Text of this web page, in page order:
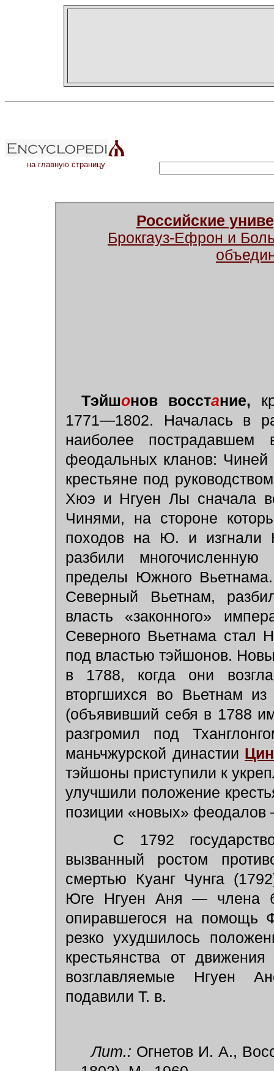
на главную страницу
Российские
Брокгауз-Ефрон и
Тэйшонов восстание,
1771—1802. Началась в
наиболее
феодальных кланов:
крестьяне под
Хюэ и Нгуен Лы сначала
Чинями, на стороне
походов на Ю. и изгнали
разбили
пределы Южного
Северный Вьетнам,
власть «законного»
Северного Вьетнама стал
под властью тэйшонов.
в 1788, когда они
вторгшихся во Вьетнам
(объявивший себя в 1788
разгромил под
маньчжурской династии Цин
тэйшоны приступили к
улучшили положение
позиции «новых» феодалов
С 1792 государство
вызванный ростом
смертью Куанг Чунга
Юге Нгуен Аня — члена
опиравшегося на помощь
резко ухудшилось
крестьянства от
возглавляемые Нгуен
подавили Т. в.
Лит.: Огнетов И. А.,